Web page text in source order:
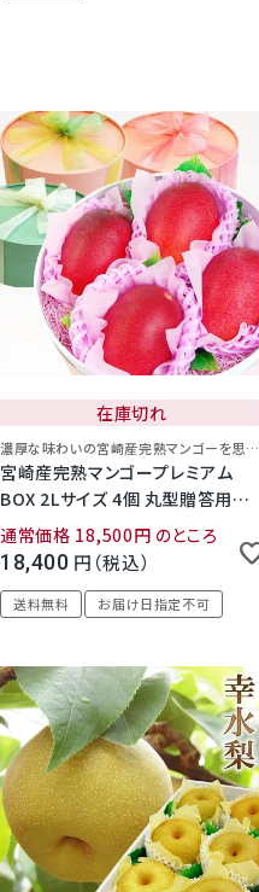
在庫切れ
濃厚な味わいの宮崎産完熟マンゴーを思う存分！
宮崎産完熟マンゴープレミアム
BOX 2Lサイズ 4個 丸型贈答用化
粧箱入り
通常価格 18,500 のところ
18,400 税込
送料無料 お届け日指定不可